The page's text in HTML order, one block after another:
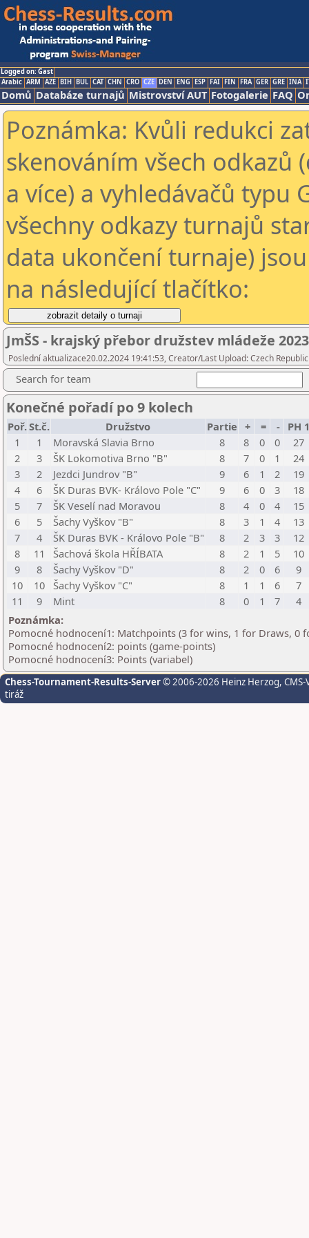
Logged on: Gast
Arabic ARM AZE BIH BUL CAT CHN CRO CZE DEN ENG ESP FAI FIN FRA GER GRE INA
Domů Databáze turnajů Mistrovství AUT Fotogalerie FAQ
Poznámka: Kvůli redukci
skenováním všech odkazů
a více) a vyhledávačů typu
všechny odkazy turnajů
data ukončení turnaje)
na následující tlačítko:
JmŠS - krajský přebor družstev mládeže
Poslední aktualizace20.02.2024 19:41:53, Creator/Last Upload: Czech
Search for team
Konečné pořadí po 9 kolech
Poř.St.č. Družstvo Partie + = - PH
1
1 Moravská Slavia Brno 8 8 0 0
27
2
3 ŠK Lokomotiva Brno "B" 8 7 0 1
24
3
2 Jezdci Jundrov "B" 9 6 1 2
19
4
6 ŠK Duras BVK- Královo Pole "C" 9 6 0 3
18
5
7 ŠK Veselí nad Moravou 8 4 0 4
15
6
5 Šachy Vyškov "B" 8 3 1 4
13
7
4 ŠK Duras BVK - Královo Pole "B" 8 2 3 3
12
8
11 Šachová škola HŘÍBATA 8 2 1 5
10
9
8 Šachy Vyškov "D" 8 2 0 6
9
10
10 Šachy Vyškov "C" 8 1 1 6
7
11
9 Mint 8 0 1 7
4
Poznámka:
Pomocné hodnocení1: Matchpoints (3 for wins, 1 for Draws, 0
Pomocné hodnocení2: points (game-points)
Pomocné hodnocení3: Points (variabel)
Chess-Tournament-Results-Server© 2006-2026 Heinz Herzog,
tiráž